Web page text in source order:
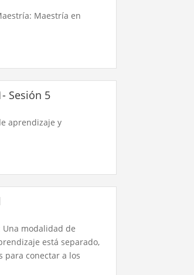
Maestría en
Sesión 5
aprendizaje y
Una modalidad de
está separado,
para conectar a los